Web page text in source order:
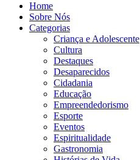
Home
Sobre Nós
Categorias
Criança e Adolescente
Cultura
Destaques
Desaparecidos
Cidadania
Educação
Empreendedorismo
Esporte
Eventos
Espiritualidade
Gastronomia